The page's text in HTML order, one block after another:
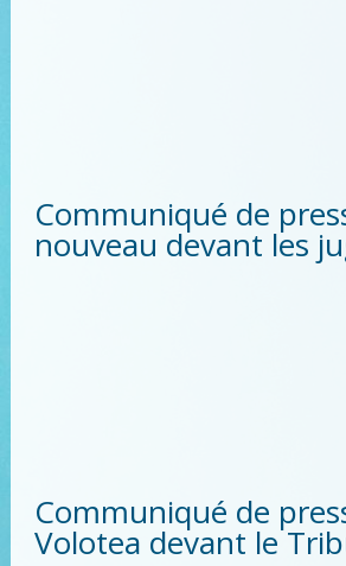
Communiqué de
nouveau devant les
Communiqué de
Volotea devant le